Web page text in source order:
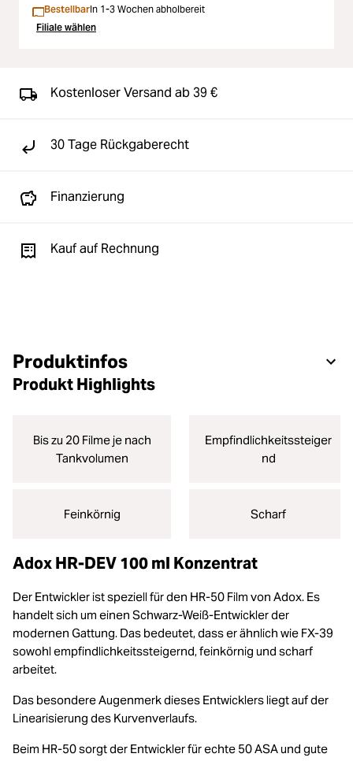
BestellbarIn 1-3 Wochen abholbereit
Filiale wählen
Kostenloser Versand ab 39 €
30 Tage Rückgaberecht
Finanzierung
Kauf auf Rechnung
Produktinfos
Produkt Highlights
Bis zu 20 Filme je nach
Tankvolumen
Empfindlichkeitssteiger
nd
Feinkörnig Scharf
Adox HR-DEV 100 ml Konzentrat
Der Entwickler ist speziell für den HR-50 Film von Adox. Es
handelt sich um einen Schwarz-Weiß-Entwickler der
modernen Gattung. Das bedeutet, dass er ähnlich wie FX-39
sowohl empfindlichkeitssteigernd, feinkörnig und scharf
arbeitet.
Das besondere Augenmerk dieses Entwicklers liegt auf der
Linearisierung des Kurvenverlaufs.
Beim HR-50 sorgt der Entwickler für echte 50 ASA und gute